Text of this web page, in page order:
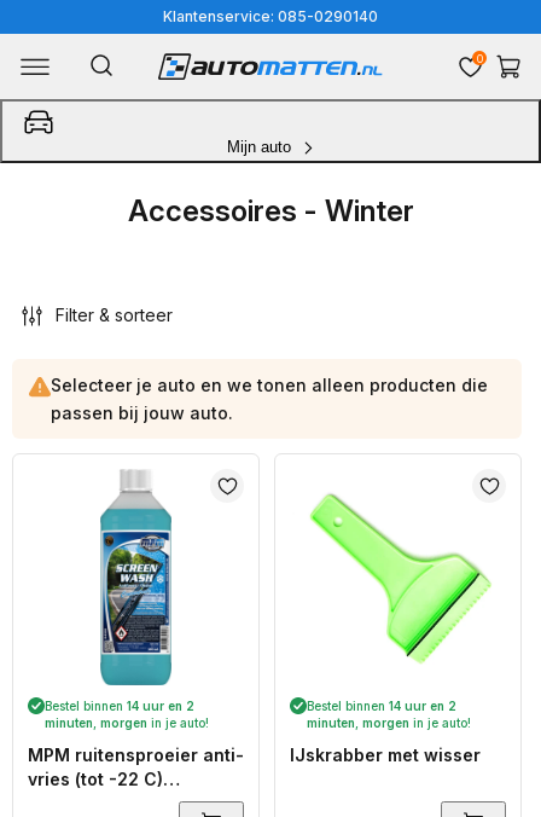
naar
content
Klantenservice: 085-0290140
Mijn auto
0
Accessoires - Winter
Filter & sorteer
Selecteer je auto en we tonen alleen producten die
passen bij jouw auto.
Bestel binnen 14 uur en 2
minuten morgen in je auto!
MPM ruitensproeier anti-
vries (tot -22 C)
geconcentreerd 500ml
Bestel binnen 14 uur en 2
minuten morgen in je auto!
IJskrabber met wisser